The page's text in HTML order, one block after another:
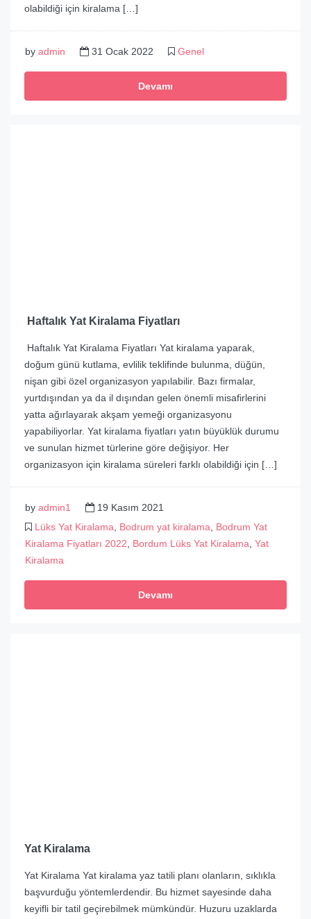
olabildiği için kiralama […]
by admin 31 Ocak 2022 Genel
Devamı
Haftalık Yat Kiralama Fiyatları
Haftalık Yat Kiralama Fiyatları Yat kiralama yaparak,
doğum günü kutlama, evlilik teklifinde bulunma, düğün,
nişan gibi özel organizasyon yapılabilir. Bazı firmalar,
yurtdışından ya da il dışından gelen önemli misafirlerini
yatta ağırlayarak akşam yemeği organizasyonu
yapabiliyorlar. Yat kiralama fiyatları yatın büyüklük durumu
ve sunulan hizmet türlerine göre değişiyor. Her
organizasyon için kiralama süreleri farklı olabildiği için […]
by admin1
19 Kasım 2021
Lüks Yat Kiralama
Bodrum yat kiralama
Bodrum Yat
Kiralama Fiyatları 2022
Bordum Lüks Yat Kiralama Yat
Kiralama
Devamı
Yat Kiralama
Yat Kiralama Yat kiralama yaz tatili planı olanların, sıklıkla
başvurduğu yöntemlerdendir. Bu hizmet sayesinde daha
keyifli bir tatil geçirebilmek mümkündür. Huzuru uzaklarda